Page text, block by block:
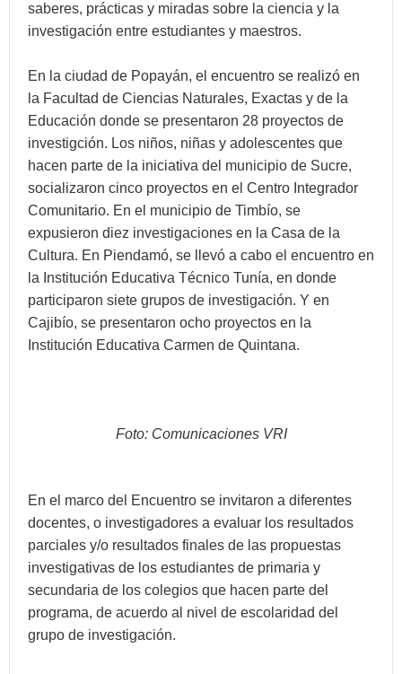
saberes, prácticas y miradas sobre la ciencia y la
investigación entre estudiantes y maestros.
En la ciudad de Popayán, el encuentro se realizó en
la Facultad de Ciencias Naturales, Exactas y de la
Educación donde se presentaron 28 proyectos de
investigción. Los niños, niñas y adolescentes que
hacen parte de la iniciativa del municipio de Sucre,
socializaron cinco proyectos en el Centro Integrador
Comunitario. En el municipio de Timbío, se
expusieron diez investigaciones en la Casa de la
Cultura. En Piendamó, se llevó a cabo el encuentro en
la Institución Educativa Técnico Tunía, en donde
participaron siete grupos de investigación. Y en
Cajibío, se presentaron ocho proyectos en la
Institución Educativa Carmen de Quintana.
Foto: Comunicaciones VRI
En el marco del Encuentro se invitaron a diferentes
docentes, o investigadores a evaluar los resultados
parciales y/o resultados finales de las propuestas
investigativas de los estudiantes de primaria y
secundaria de los colegios que hacen parte del
programa, de acuerdo al nivel de escolaridad del
grupo de investigación.